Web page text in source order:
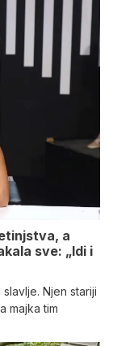
a
sve: „Idi i
Njen stariji
majka tim